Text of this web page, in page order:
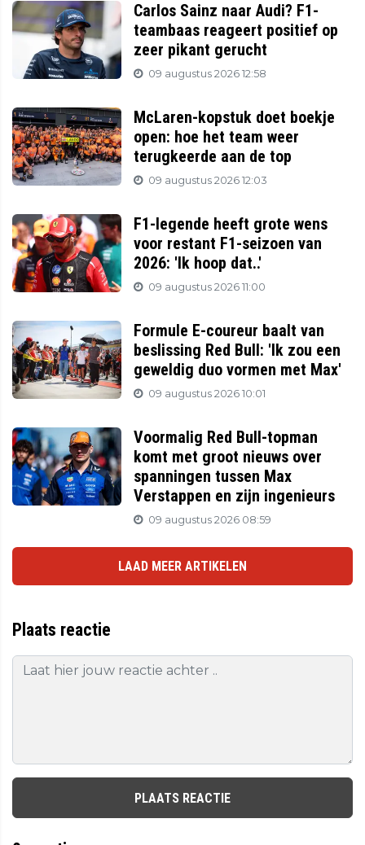
Carlos Sainz naar Audi? F1-
teambaas reageert positief op
zeer pikant gerucht
09 augustus 2026 12:58
McLaren-kopstuk doet boekje
open: hoe het team weer
terugkeerde aan de top
09 augustus 2026 12:03
F1-legende heeft grote wens
voor restant F1-seizoen van
2026: 'Ik hoop dat..'
09 augustus 2026 11:00
Formule E-coureur baalt van
beslissing Red Bull: 'Ik zou een
geweldig duo vormen met Max'
09 augustus 2026 10:01
Voormalig Red Bull-topman
komt met groot nieuws over
spanningen tussen Max
Verstappen en zijn ingenieurs
09 augustus 2026 08:59
LAAD MEER ARTIKELEN
Plaats reactie
PLAATS REACTIE